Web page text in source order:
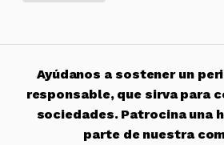
Ayúdanos a sostener un
responsable, que sirva para
sociedades. Patrocina una
parte de nuestra